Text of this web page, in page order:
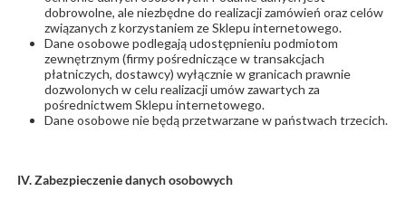
dobrowolne, ale niezbędne do realizacji zamówień oraz celów
związanych z korzystaniem ze Sklepu internetowego.
Dane osobowe podlegają udostępnieniu podmiotom
zewnętrznym (firmy pośredniczące w transakcjach
płatniczych, dostawcy) wyłącznie w granicach prawnie
dozwolonych w celu realizacji umów zawartych za
pośrednictwem Sklepu internetowego.
Dane osobowe nie będą przetwarzane w państwach trzecich.
IV. Zabezpieczenie danych osobowych